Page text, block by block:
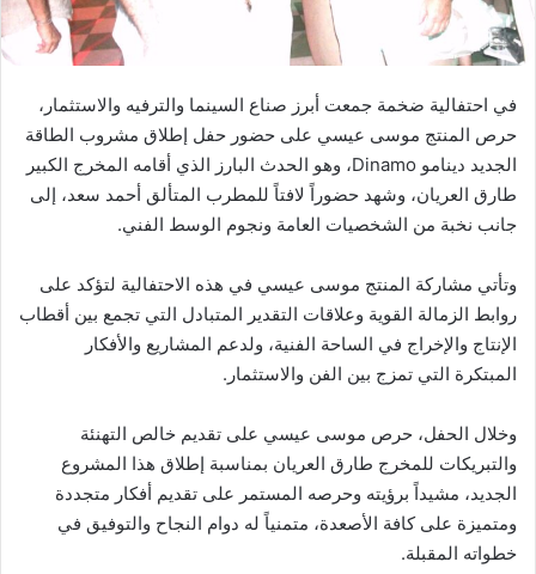
في احتفالية ضخمة جمعت أبرز صناع السينما والترفيه والاستثمار،
حرص المنتج موسى عيسي على حضور حفل إطلاق مشروب الطاقة
الجديد دينامو Dinamo، وهو الحدث البارز الذي أقامه المخرج الكبير
طارق العريان، وشهد حضوراً لافتاً للمطرب المتألق أحمد سعد، إلى
جانب نخبة من الشخصيات العامة ونجوم الوسط الفني.
وتأتي مشاركة المنتج موسى عيسي في هذه الاحتفالية لتؤكد على
روابط الزمالة القوية وعلاقات التقدير المتبادل التي تجمع بين أقطاب
الإنتاج والإخراج في الساحة الفنية، ولدعم المشاريع والأفكار
المبتكرة التي تمزج بين الفن والاستثمار.
وخلال الحفل، حرص موسى عيسي على تقديم خالص التهنئة
والتبريكات للمخرج طارق العريان بمناسبة إطلاق هذا المشروع
الجديد، مشيداً برؤيته وحرصه المستمر على تقديم أفكار متجددة
ومتميزة على كافة الأصعدة، متمنياً له دوام النجاح والتوفيق في
خطواته المقبلة.